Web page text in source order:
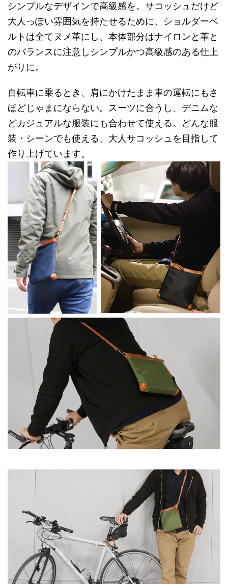
シンプルなデザインで高級感を。サコッシュだけど
大人っぽい雰囲気を持たせるために、ショルダーベ
ルトは全てヌメ革にし、本体部分はナイロンと革と
のバランスに注意しシンプルかつ高級感のある仕上
がりに。
自転車に乗るとき、肩にかけたまま車の運転にもさ
ほどじゃまにならない。スーツに合うし、デニムな
どカジュアルな服装にも合わせて使える。どんな服
装・シーンでも使える、大人サコッシュを目指して
作り上げています。